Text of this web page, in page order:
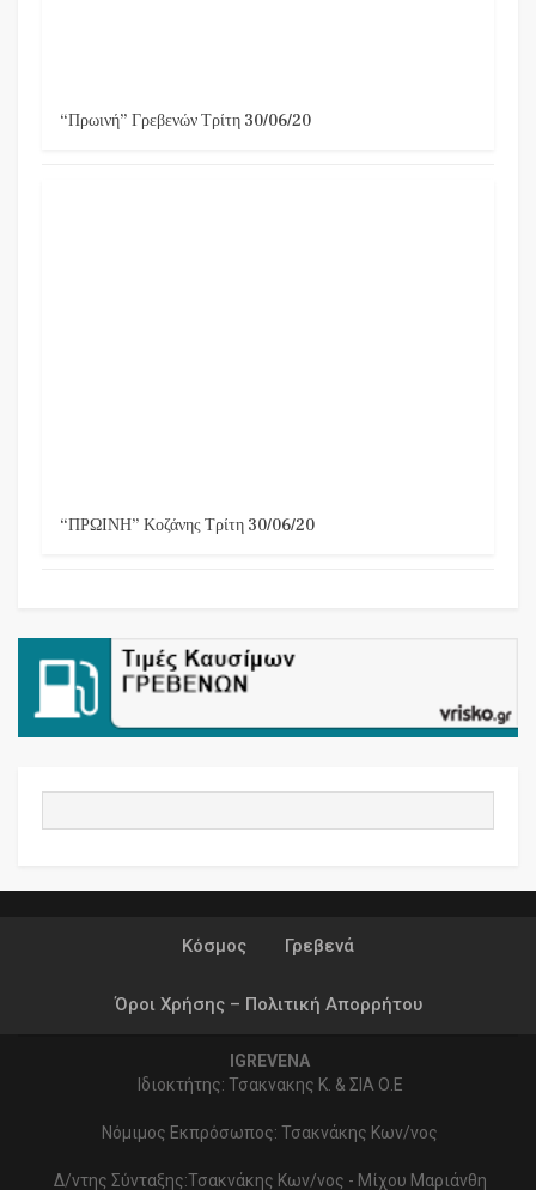
“Πρωινή” Γρεβενών Τρίτη 30/06/20
“ΠΡΩΙΝΗ” Κοζάνης Τρίτη 30/06/20
Κόσμος Γρεβενά
Όροι Χρήσης – Πολιτική Απορρήτου
IGREVENA
Ιδιοκτήτης: Τσακνακης Κ. & ΣΙΑ Ο.Ε
Νόμιμος Εκπρόσωπος: Τσακνάκης Κων/νος
Δ/ντης Σύνταξης:Τσακνάκης Κων/νος - Μίχου Μαριάνθη